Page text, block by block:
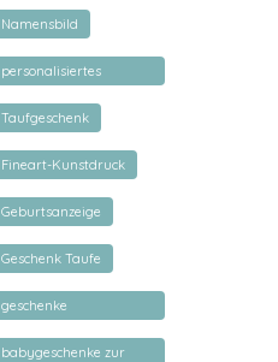
Namensbild
personalisiertes
Geschenk Baby
Taufgeschenk
Fineart-Kunstdruck
Geburtsanzeige
Geschenk Taufe
geschenke
personalisiert kinder
babygeschenke zur